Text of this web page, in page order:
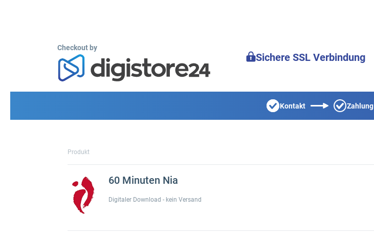
Checkout by
Sichere SSL Verbindung
Kontakt Zahlung
Produkt
60 Minuten Nia
Digitaler Download - kein Versand